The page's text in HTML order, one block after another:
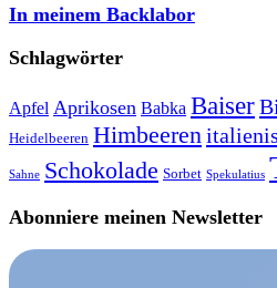
In meinem Backlabor
Schlagwörter
Apfel Aprikosen Babka Baiser
Heidelbeeren Himbeeren
Sahne Schokolade Sorbet Spekulatius
Abonniere meinen Newsletter